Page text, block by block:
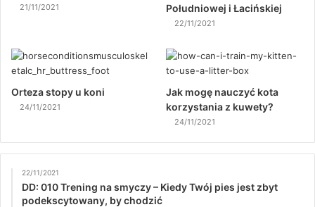
21/11/2021
Południowej i Łacińskiej
22/11/2021
Orteza stopy u koni
24/11/2021
Jak mogę nauczyć kota
korzystania z kuwety?
24/11/2021
22/11/2021
DD: 010 Trening na smyczy – Kiedy Twój pies jest zbyt
podekscytowany, by chodzić